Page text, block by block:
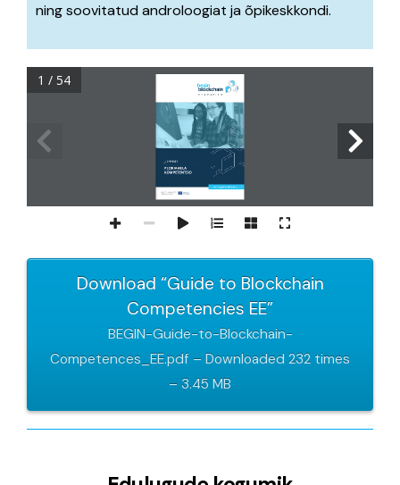
ning soovitatud androloogiat ja õpikeskkondi.
1 / 54
Download “Guide to Blockchain
Competencies EE”
BEGIN-Guide-to-Blockchain-
Competences_EE.pdf – Downloaded 232 times
– 3.45 MB